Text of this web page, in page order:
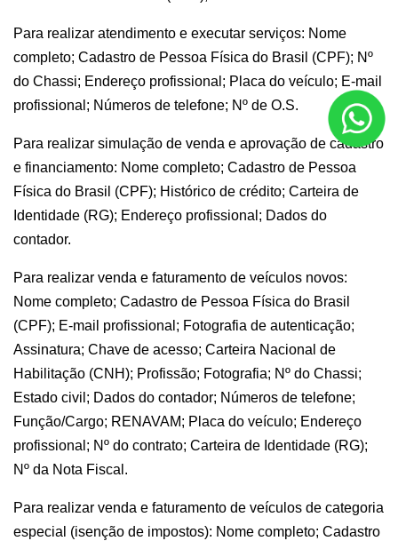
Para realizar atendimento e executar serviços: Nome
completo; Cadastro de Pessoa Física do Brasil (CPF); Nº
do Chassi; Endereço profissional; Placa do veículo; E-mail
profissional; Números de telefone; Nº de O.S.
Para realizar simulação de venda e aprovação de cadastro
e financiamento: Nome completo; Cadastro de Pessoa
Física do Brasil (CPF); Histórico de crédito; Carteira de
Identidade (RG); Endereço profissional; Dados do
contador.
Para realizar venda e faturamento de veículos novos:
Nome completo; Cadastro de Pessoa Física do Brasil
(CPF); E-mail profissional; Fotografia de autenticação;
Assinatura; Chave de acesso; Carteira Nacional de
Habilitação (CNH); Profissão; Fotografia; Nº do Chassi;
Estado civil; Dados do contador; Números de telefone;
Função/Cargo; RENAVAM; Placa do veículo; Endereço
profissional; Nº do contrato; Carteira de Identidade (RG);
Nº da Nota Fiscal.
Para realizar venda e faturamento de veículos de categoria
especial (isenção de impostos): Nome completo; Cadastro